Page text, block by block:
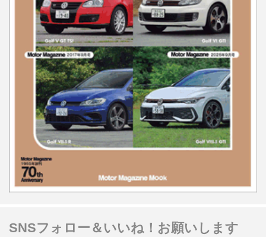
SNSフォロー＆いいね！お願いします